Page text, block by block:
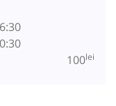
100lei